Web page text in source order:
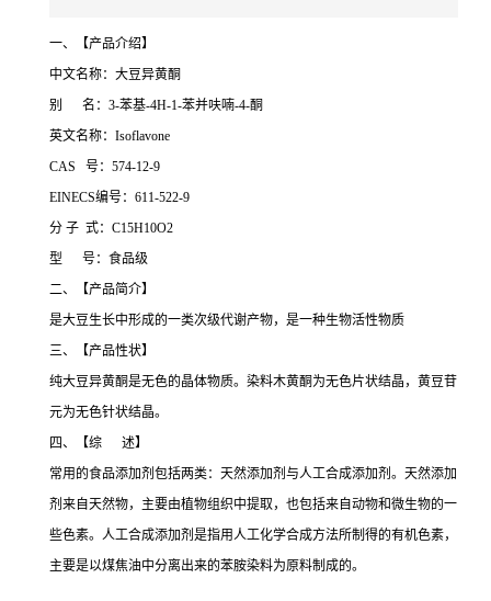
一、【产品介绍】
中文名称：大豆异黄酮
别 名：3-苯基-4H-1-苯并呋喃-4-酮
英文名称：Isoflavone
CAS 号：574-12-9
EINECS编号：611-522-9
分 子 式：C15H10O2
型 号：食品级
二、【产品简介】
是大豆生长中形成的一类次级代谢产物，是一种生物活性物质
三、【产品性状】
纯大豆异黄酮是无色的晶体物质。染料木黄酮为无色片状结晶，黄豆苷
元为无色针状结晶。
四、【综 述】
常用的食品添加剂包括两类：天然添加剂与人工合成添加剂。天然添加
剂来自天然物，主要由植物组织中提取，也包括来自动物和微生物的一
些色素。人工合成添加剂是指用人工化学合成方法所制得的有机色素，
主要是以煤焦油中分离出来的苯胺染料为原料制成的。